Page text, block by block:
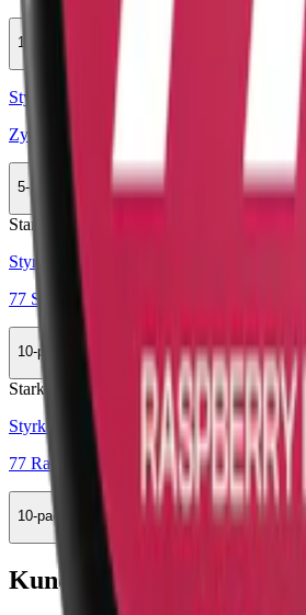
10-pack
369,50 kr
Styrka Normal · Slim
Zyn Black Cherry Slim 3
5-pack
137,90 kr
Köp
Stark
Styrka Stark · Slim
77 Strawberry 3
10-pack
329,90 kr
Köp
Stark
Styrka Stark · Slim
77 Raspberry 3
10-pack
329,90 kr
Kundservice